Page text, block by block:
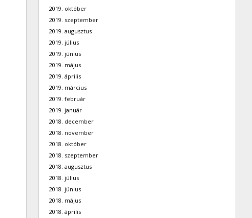
2019. október
2019. szeptember
2019. augusztus
2019. július
2019. június
2019. május
2019. április
2019. március
2019. február
2019. január
2018. december
2018. november
2018. október
2018. szeptember
2018. augusztus
2018. július
2018. június
2018. május
2018. április